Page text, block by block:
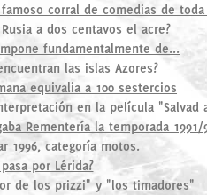
corral de comedias de toda
Rusia a dos centavos el acre?
fundamentalmente de...
las islas Azores?
equivalia a 100 sestercios
en la película "Salvad
Rementería la temporada 1991/
1996, categoría motos.
por Lérida?
de los prizzi" y "los timadores"